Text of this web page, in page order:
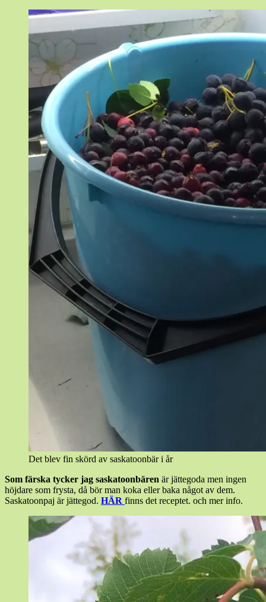
Det blev fin skörd av saskatoonbär i år
Som färska tycker jag saskatoonbären är jättegoda men ingen
höjdare som frysta, då bör man koka eller baka något av dem.
Saskatoonpaj är jättegod. HÄR finns det receptet. och mer info.